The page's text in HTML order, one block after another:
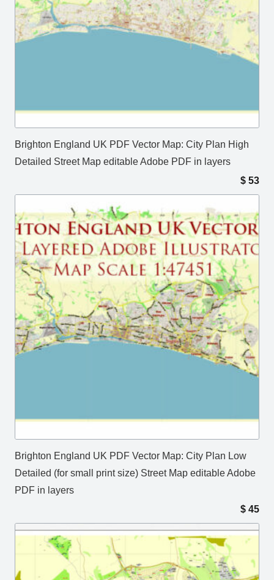
Brighton England UK PDF Vector Map: City Plan High
Detailed Street Map editable Adobe PDF in layers
$ 53
Brighton England UK PDF Vector Map: City Plan Low
Detailed (for small print size) Street Map editable Adobe
PDF in layers
$ 45